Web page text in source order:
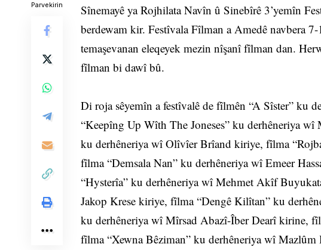
Parvekirin
Sînemayê ya Rojhilata Navîn û Sinebîrê 3’yemîn
berdewam kir. Festîvala Fîlman a Amedê navbera
temaşevanan eleqeyek mezin nîşanî fîlman dan.
fîlman bi dawî bû.
Di roja sêyemîn a festîvalê de fîlmên “A Sîster” ku
“Keepîng Up Wîth The Joneses” ku derhêneriya wî
ku derhêneriya wî Olîvîer Brîand kiriye, fîlma
fîlma “Demsala Nan” ku derhêneriya wî Emeer
“Hysterîa” ku derhêneriya wî Mehmet Akîf
Jakop Krese kiriye, fîlma “Dengê Kilîtan” ku
ku derhêneriya wî Mîrsad Abazî-Îber Dearî kirine,
fîlma “Xewna Bêziman” ku derhêneriya wî